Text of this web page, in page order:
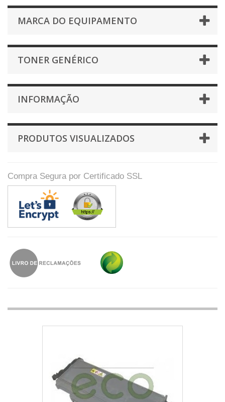
MARCA DO EQUIPAMENTO
TONER GENÉRICO
INFORMAÇÃO
PRODUTOS VISUALIZADOS
Compra Segura por Certificado SSL